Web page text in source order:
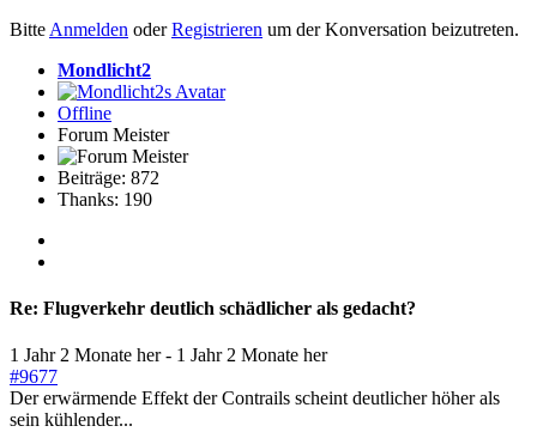
Bitte Anmelden oderRegistrieren um der Konversation beizutreten.
Mondlicht2
Offline
Forum Meister
Beiträge: 872
Thanks: 190
Re: Flugverkehr deutlich schädlicher als gedacht?
1 Jahr 2 Monate her- 1 Jahr 2 Monate her
#9677
Der erwärmende Effekt der Contrails scheint deutlicher höher als
sein kühlender...